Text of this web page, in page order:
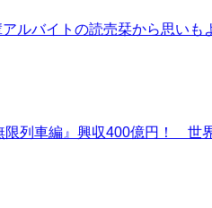
アルバイトの読売栞から思いも
限列車編』興収400億円！ 世